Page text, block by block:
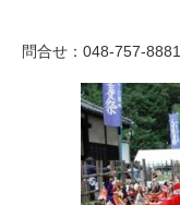
問合せ：048-757-